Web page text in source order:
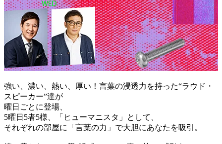
強い、濃い、熱い、厚い！言葉の浸透力を持った“ラウド・
スピーカー”達が
曜日ごとに登場、
5曜日5者5様、「ヒューマニスタ」として、
それぞれの部屋に「言葉の力」で大胆にあなたを吸引。